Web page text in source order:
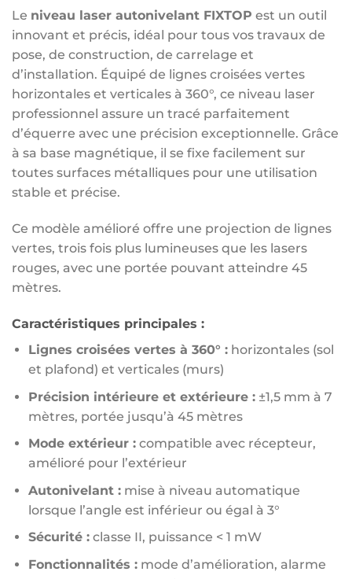
Le niveau laser autonivelant FIXTOP est un outil
innovant et précis, idéal pour tous vos travaux de
pose, de construction, de carrelage et
d’installation. Équipé de lignes croisées vertes
horizontales et verticales à 360°, ce niveau laser
professionnel assure un tracé parfaitement
d’équerre avec une précision exceptionnelle. Grâce
à sa base magnétique, il se fixe facilement sur
toutes surfaces métalliques pour une utilisation
stable et précise.
Ce modèle amélioré offre une projection de lignes
vertes, trois fois plus lumineuses que les lasers
rouges, avec une portée pouvant atteindre 45
mètres.
Caractéristiques principales :
Lignes croisées vertes à 360° :horizontales (sol
et plafond) et verticales (murs)
Précision intérieure et extérieure :±1,5 mm à 7
mètres, portée jusqu’à 45 mètres
Mode extérieur :compatible avec récepteur,
amélioré pour l’extérieur
Autonivelant :mise à niveau automatique
lorsque l’angle est inférieur ou égal à 3°
Sécurité :classe II, puissance < 1 mW
Fonctionnalités :mode d’amélioration, alarme